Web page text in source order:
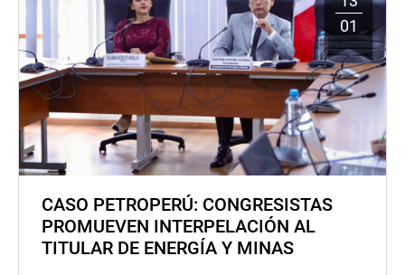
01
CASO PETROPERÚ: CONGRESISTAS
PROMUEVEN INTERPELACIÓN AL
TITULAR DE ENERGÍA Y MINAS